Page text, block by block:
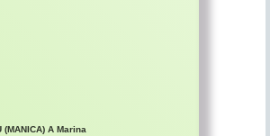
(MANICA) A Marina